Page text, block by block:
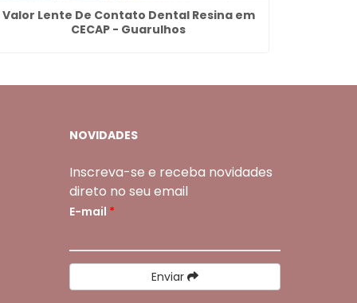
Valor Lente De Contato Dental Resina em
CECAP - Guarulhos
NOVIDADES
Inscreva-se e receba novidades
direto no seu email
E-mail *
Enviar